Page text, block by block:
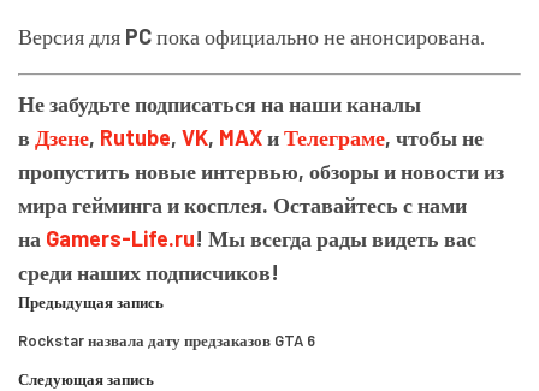
Версия для PCпока официально не анонсирована.
Не забудьте подписаться на наши каналы
в Дзене, Rutube, VK, MAXиТелеграме, чтобы не
пропустить новые интервью, обзоры и новости из
мира гейминга и косплея. Оставайтесь с нами
на Gamers-Life.ru! Мы всегда рады видеть вас
среди наших подписчиков!
Предыдущая запись
Rockstar назвала дату предзаказов GTA 6
Следующая запись